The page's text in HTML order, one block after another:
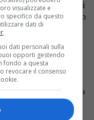
. Le sue condizioni
attivare il trasporto
e si lancia dal
per il trasferimento
La bambinaè
gravità
visualizzate e
specifico da questo
dati di
.
dati personali sulla
opporti gestendo
fondo a questa
revocare il consenso